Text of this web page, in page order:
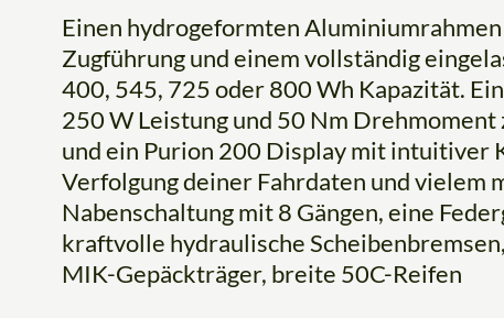
Einen hydrogeformten
Zugführung und einem vollständig
400, 545, 725 oder 800 Wh Kapazität.
250 W Leistung und 50 Nm
und ein Purion 200 Display mit
Verfolgung deiner Fahrdaten und vielem
Nabenschaltung mit 8 Gängen, eine
kraftvolle hydraulische
MIK-Gepäckträger, breite 50C-Reifen